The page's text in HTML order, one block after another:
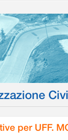
per UFF.